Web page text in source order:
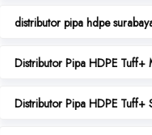
distributor pipa hdpe
Distributor Pipa HDPE Tuff+
Distributor Pipa HDPE Tuff+